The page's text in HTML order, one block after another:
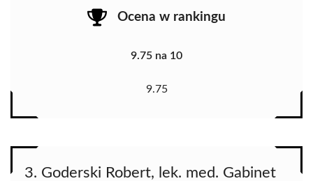
Ocena w rankingu
9.75 na 10
9.75
3. Goderski Robert, lek. med. Gabinet